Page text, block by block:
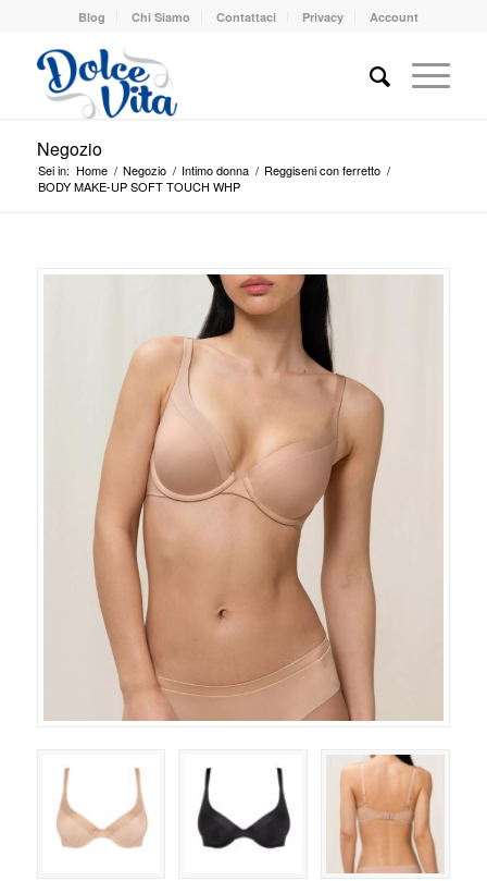
Blog Chi Siamo Contattaci Privacy Account
Negozio
Sei in: Home / Negozio / Intimo donna / Reggiseni con ferretto /
BODY MAKE-UP SOFT TOUCH WHP